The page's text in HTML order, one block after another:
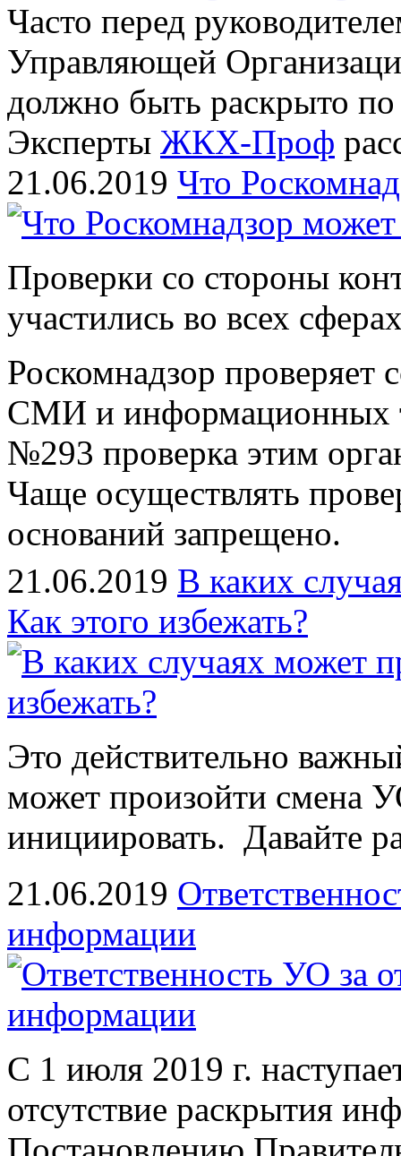
Часто перед
Управляющей
должно быть раскрыто
Эксперты ЖКХ-Проф
21.06.2019 Что
Проверки со стороны
участились во всех
Роскомнадзор проверяет
СМИ и информационных
№293 проверка этим
Чаще осуществлять
оснований запрещено.
21.06.2019 В каких
Как этого избежать?
Это действительно
может произойти смена
инициировать. Давайте
21.06.2019
информации
С 1 июля 2019 г.
отсутствие раскрытия